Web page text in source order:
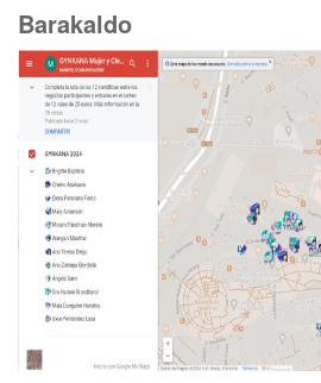
Barakaldo